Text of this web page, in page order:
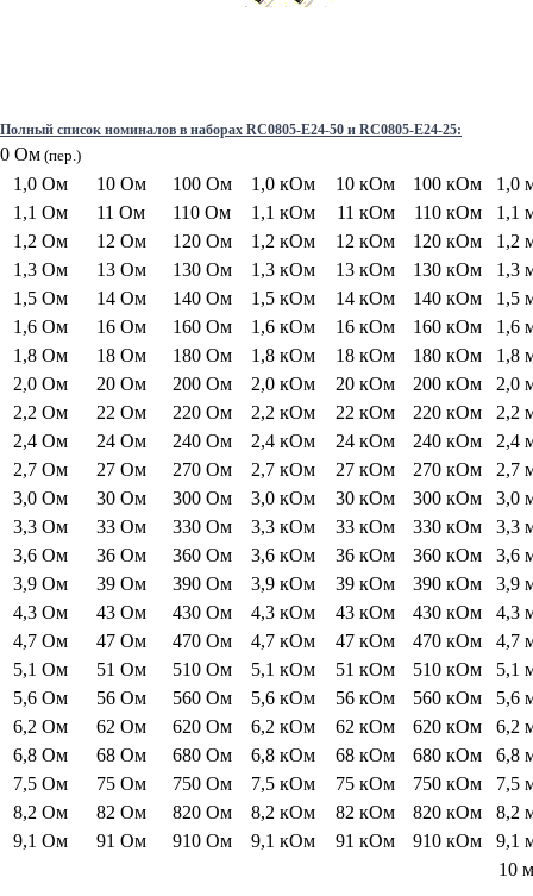
Полный список номиналов в наборах RC0805-E24-50 и RC0805-E24-25:
0 Ом (пер.)
1,0 Ом 10 Ом 100 Ом 1,0 кОм 10 кОм 100 кОм
1,0
1,1 Ом
11 Ом 110 Ом 1,1 кОм 11 кОм 110 кОм
1,1
1,2 Ом
12 Ом 120 Ом 1,2 кОм 12 кОм 120 кОм
1,2
1,3 Ом
13 Ом 130 Ом 1,3 кОм 13 кОм 130 кОм
1,3
1,5 Ом
14 Ом 140 Ом 1,5 кОм 14 кОм 140 кОм
1,5
1,6 Ом
16 Ом 160 Ом 1,6 кОм 16 кОм 160 кОм
1,6
1,8 Ом
18 Ом 180 Ом 1,8 кОм 18 кОм 180 кОм
1,8
2,0 Ом
20 Ом 200 Ом 2,0 кОм 20 кОм 200 кОм
2,0
2,2 Ом
22 Ом 220 Ом 2,2 кОм 22 кОм 220 кОм
2,2
2,4 Ом
24 Ом 240 Ом 2,4 кОм 24 кОм 240 кОм
2,4
2,7 Ом
27 Ом 270 Ом 2,7 кОм 27 кОм 270 кОм
2,7
3,0 Ом
30 Ом 300 Ом 3,0 кОм 30 кОм 300 кОм
3,0
3,3 Ом
33 Ом 330 Ом 3,3 кОм 33 кОм 330 кОм
3,3
3,6 Ом
36 Ом 360 Ом 3,6 кОм 36 кОм 360 кОм
3,6
3,9 Ом
39 Ом 390 Ом 3,9 кОм 39 кОм 390 кОм
3,9
4,3 Ом
43 Ом 430 Ом 4,3 кОм 43 кОм 430 кОм
4,3
4,7 Ом
47 Ом 470 Ом 4,7 кОм 47 кОм 470 кОм
4,7
5,1 Ом
51 Ом 510 Ом 5,1 кОм 51 кОм 510 кОм
5,1
5,6 Ом
56 Ом 560 Ом 5,6 кОм 56 кОм 560 кОм
5,6
6,2 Ом
62 Ом 620 Ом 6,2 кОм 62 кОм 620 кОм
6,2
6,8 Ом
68 Ом 680 Ом 6,8 кОм 68 кОм 680 кОм
6,8
7,5 Ом
75 Ом 750 Ом 7,5 кОм 75 кОм 750 кОм
7,5
8,2 Ом
82 Ом 820 Ом 8,2 кОм 82 кОм 820 кОм
8,2
9,1 Ом
91 Ом 910 Ом 9,1 кОм 91 кОм 910 кОм
9,1
10